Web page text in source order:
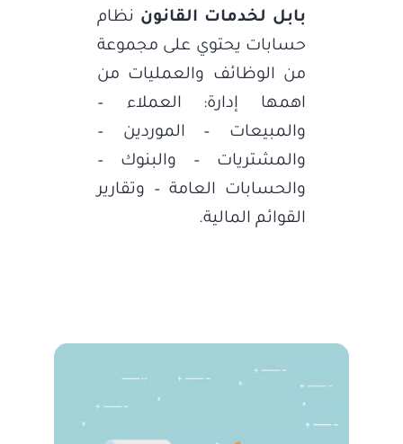
بابل لخدمات القانون نظام
حسابات يحتوي على مجموعة
من الوظائف والعمليات من
اهمها إدارة: العملاء –
والمبيعات – الموردين –
والمشتريات – والبنوك –
والحسابات العامة – وتقارير
القوائم المالية.